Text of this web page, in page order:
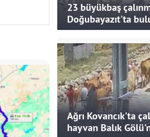
23 büyükbaş
Doğubayazıt'ta
Ağrı Kovancık'ta
hayvan Balık